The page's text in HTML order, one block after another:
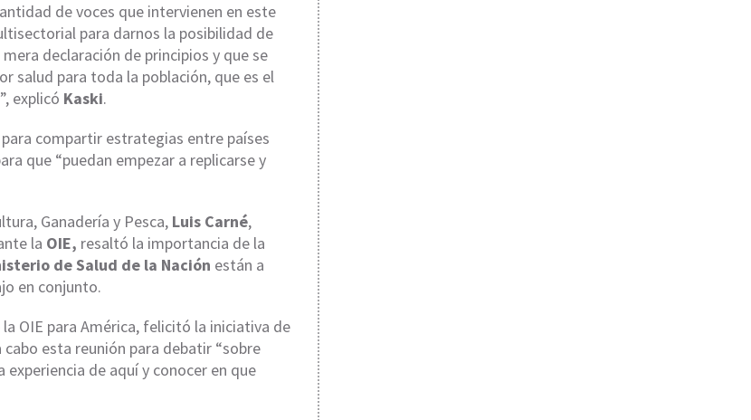
de voces que intervienen en este
para darnos la posibilidad de
declaración de principios y que se
salud para toda la población, que es el
explicó Kaski.
compartir estrategias entre países
que “puedan empezar a replicarse y
Ganadería y Pesca, Luis Carné,
la OIE, resaltó la importancia de la
de Salud de la Nación están a
en conjunto.
OIE para América, felicitó la iniciativa de
esta reunión para debatir “sobre
de aquí y conocer en que